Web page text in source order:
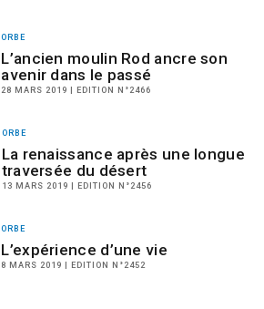
ORBE
L’ancien moulin Rod ancre son
avenir dans le passé
28 MARS 2019 | EDITION N°2466
ORBE
La renaissance après une longue
traversée du désert
13 MARS 2019 | EDITION N°2456
ORBE
L’expérience d’une vie
8 MARS 2019 | EDITION N°2452